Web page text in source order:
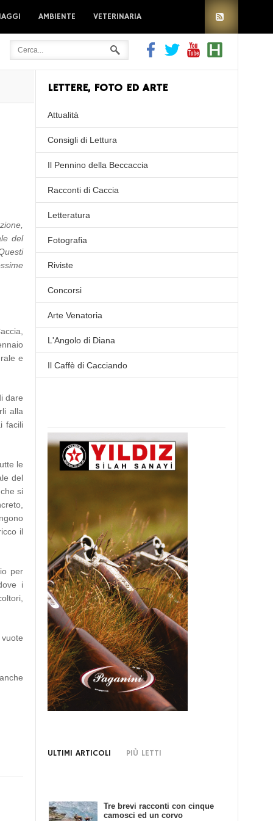
AMBIENTE VETERINARIA
del
e
dare
alla
facili
le
del
si
il
per
i
LETTERE, FOTO ED ARTE
Attualità
Consigli di Lettura
Il Pennino della Beccaccia
Racconti di Caccia
Letteratura
Fotografia
Riviste
Concorsi
Arte Venatoria
L'Angolo di Diana
Il Caffè di Cacciando
ULTIMI ARTICOLI PIÙ LETTI
Tre brevi racconti con cinque
camosci ed un corvo
Bando di Concorso: Scrivendo
e Cacciando